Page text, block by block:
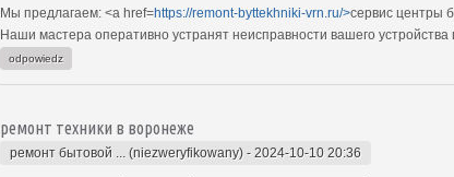
Мы предлагаем: <a href=https://remont-byttekhniki-vrn.ru/>сервис центры
Наши мастера оперативно устранят неисправности вашего
odpowiedz
ремонт техники в воронеже
ремонт бытовой ... (niezweryfikowany) - 2024-10-10 20:36